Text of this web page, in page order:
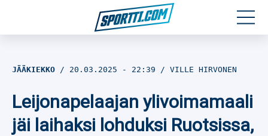
Jalkapallo
JÄÄKIEKKO 20.03.2025 - 22:39 VILLE HIRVONEN
Leijonapelaajan ylivoimamaali
jäi laihaksi lohduksi Ruotsissa,